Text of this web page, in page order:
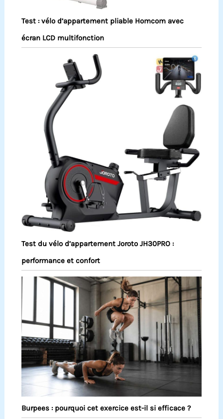
Test : vélo d’appartement pliable Homcom avec
écran LCD multifonction
Test du vélo d’appartement Joroto JH30PRO :
performance et confort
Burpees : pourquoi cet exercice est-il si efficace ?